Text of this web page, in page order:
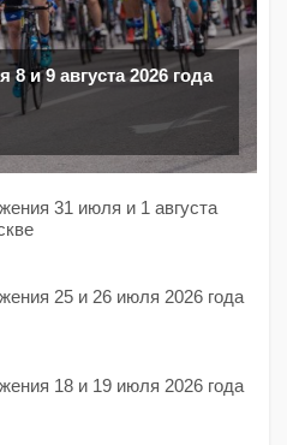
и 9 августа 2026 года
31 июля и 1 августа
25 и 26 июля 2026 года
18 и 19 июля 2026 года